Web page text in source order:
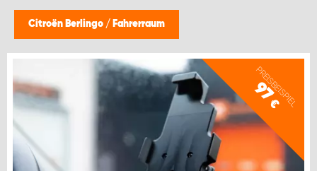
Citroën Berlingo / Fahrerraum
PREISBEISPIEL
97
€